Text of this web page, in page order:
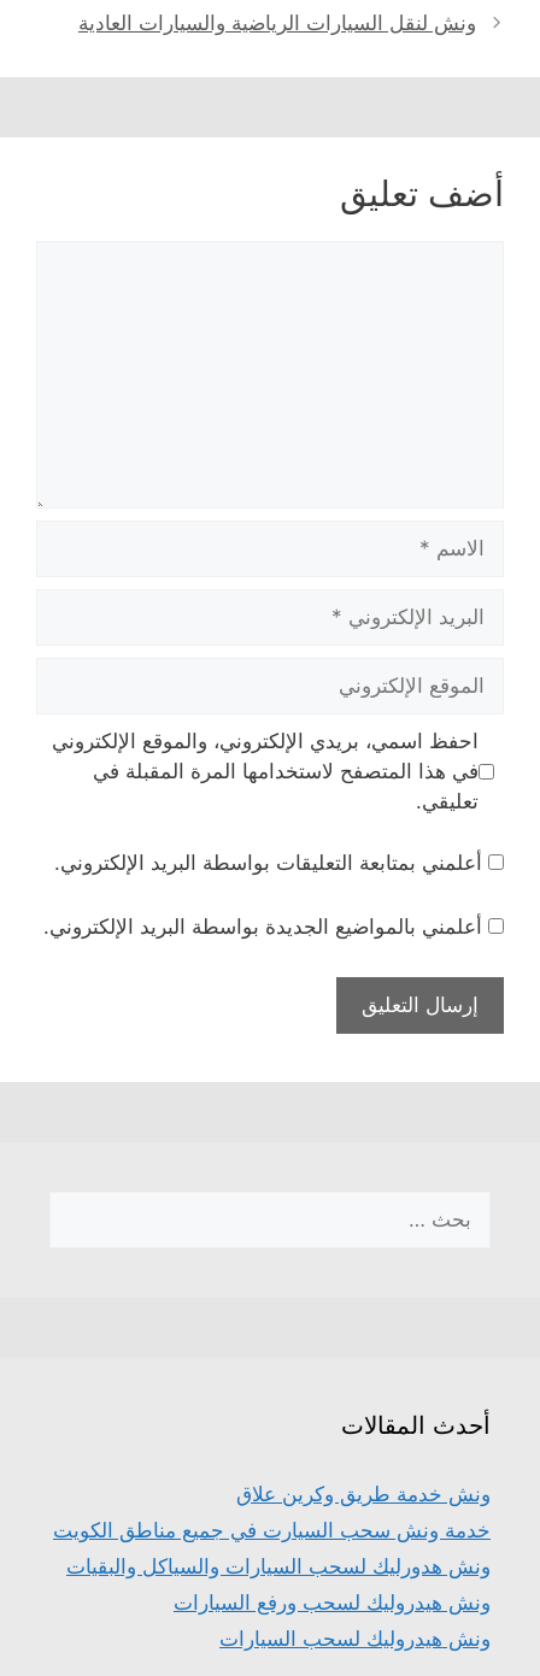
ونش لنقل السيارات الرياضية والسيارات العادية
أضف تعليق
الاسم
البريد
الإلكتروني
الموقع
الإلكتروني
احفظ اسمي، بريدي الإلكتروني، والموقع الإلكتروني
في هذا المتصفح لاستخدامها المرة المقبلة في
تعليقي.
أعلمني بمتابعة التعليقات بواسطة البريد الإلكتروني.
أعلمني بالمواضيع الجديدة بواسطة البريد الإلكتروني.
عن:
أحدث المقالات
ونش خدمة طريق وكرين علاق
خدمة ونش سحب السيارت في جميع مناطق الكويت
ونش هدورليك لسحب السيارات والسياكل والبقيات
ونش هيدروليك لسحب ورفع السيارات
ونش هيدروليك لسحب السيارات